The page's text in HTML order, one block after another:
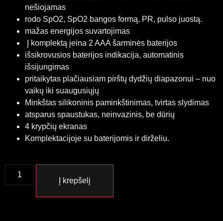
nešiojamas
rodo SpO2, SpO2 bangos formą, PR, pulso juostą.
mažas energijos suvartojimas
Į komplektą įeina 2 AAA šarminės baterijos
išsikrovusios baterijos indikacija, automatinis
išsijungimas
pritaikytas plačiausiam pirštų dydžių diapazonui – nuo
vaikų iki suaugusiųjų
Minkštas silikoninis paminkštinimas, tvirtas slydimas
atsparus spaustukas, neinvazinis, be dūrių
4 krypčių ekranas
Komplektacijoje su baterijomis ir dirželiu.
Į krepšelį